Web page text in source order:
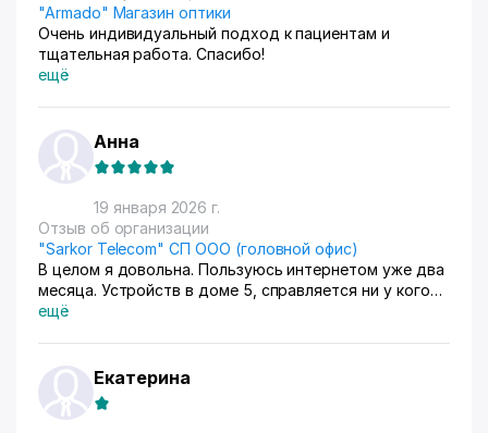
"Armado" Магазин оптики
Очень индивидуальный подход к пациентам и
тщательная работа. Спасибо!
ещё
Анна
19 января 2026 г.
Отзыв об организации
"Sarkor Telecom" СП ООО (головной офис)
В целом я довольна. Пользуюсь интернетом уже два
месяца. Устройств в доме 5, справляется ни у кого
ничего не виснет. Правда пришлось поменять роутер.
ещё
Екатерина